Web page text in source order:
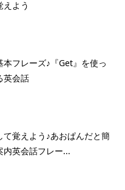
えよう
フレーズ♪『Get』を使っ
英会話
て覚えよう♪あおぱんだと簡
内英会話フレー...